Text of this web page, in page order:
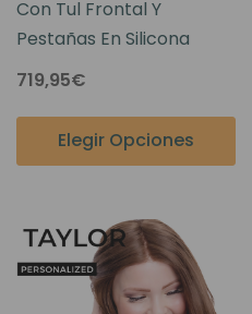
Con Tul Frontal Y
Pestañas En Silicona
719,95€
Elegir Opciones